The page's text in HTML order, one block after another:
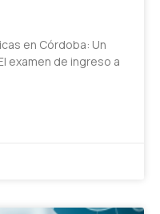
en Córdoba: Un
examen de ingreso a